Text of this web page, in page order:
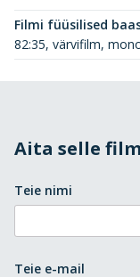
Filmi füüsilised
82:35, värvifilm,
Aita selle
Teie nimi
Teie e-mail